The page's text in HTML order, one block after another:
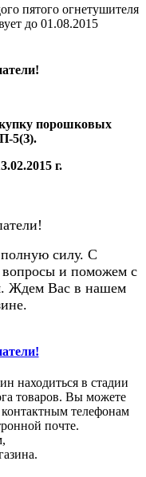
пятого огнетушителя
до 01.08.2015
порошковых
5(З).
г.
силу. С
вопросы и поможем с
Ждем Вас в нашем
находиться в стадии
товаров. Вы можете
телефонам
почте.